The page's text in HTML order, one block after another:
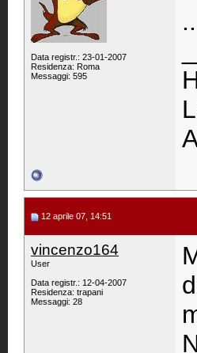
Data registr.: 23-01-2007
Residenza: Roma
Messaggi: 595
12 aprile 07, 14:51
vincenzo164
User
Data registr.: 12-04-2007
Residenza: trapani
Messaggi: 28